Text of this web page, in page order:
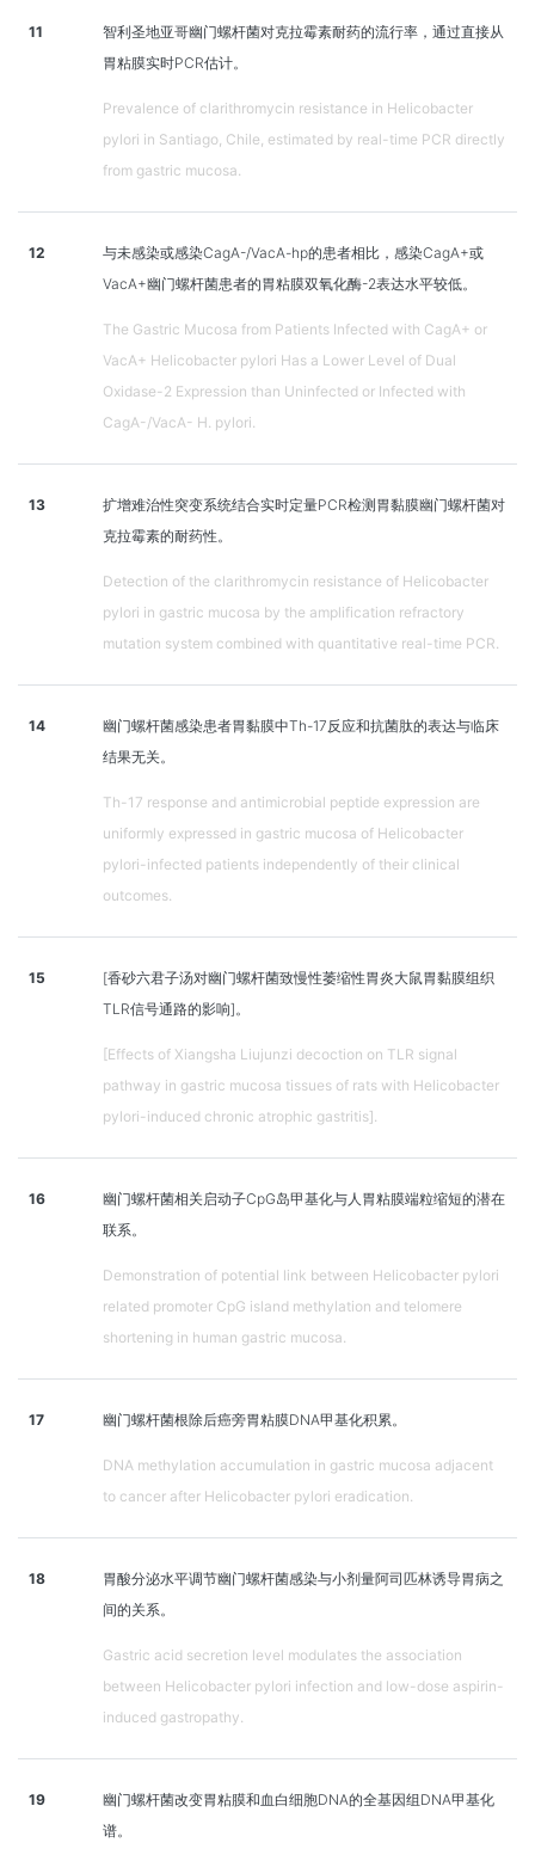
11
智利圣地亚哥幽门螺杆菌对克拉霉素耐药的流行率，通过直接从
胃粘膜实时PCR估计。
Prevalence of clarithromycin resistance in Helicobacter
pylori in Santiago, Chile, estimated by real-time PCR directly
from gastric mucosa.
12
与未感染或感染CagA-/VacA-hp的患者相比，感染CagA+或
VacA+幽门螺杆菌患者的胃粘膜双氧化酶-2表达水平较低。
The Gastric Mucosa from Patients Infected with CagA+ or
VacA+ Helicobacter pylori Has a Lower Level of Dual
Oxidase-2 Expression than Uninfected or Infected with
CagA-/VacA- H. pylori.
13
扩增难治性突变系统结合实时定量PCR检测胃黏膜幽门螺杆菌对
克拉霉素的耐药性。
Detection of the clarithromycin resistance of Helicobacter
pylori in gastric mucosa by the amplification refractory
mutation system combined with quantitative real-time PCR.
14
幽门螺杆菌感染患者胃黏膜中Th-17反应和抗菌肽的表达与临床
结果无关。
Th-17 response and antimicrobial peptide expression are
uniformly expressed in gastric mucosa of Helicobacter
pylori-infected patients independently of their clinical
outcomes.
15
[香砂六君子汤对幽门螺杆菌致慢性萎缩性胃炎大鼠胃黏膜组织
TLR信号通路的影响]。
[Effects of Xiangsha Liujunzi decoction on TLR signal
pathway in gastric mucosa tissues of rats with Helicobacter
pylori-induced chronic atrophic gastritis].
16
幽门螺杆菌相关启动子CpG岛甲基化与人胃粘膜端粒缩短的潜在
联系。
Demonstration of potential link between Helicobacter pylori
related promoter CpG island methylation and telomere
shortening in human gastric mucosa.
17 幽门螺杆菌根除后癌旁胃粘膜DNA甲基化积累。
DNA methylation accumulation in gastric mucosa adjacent
to cancer after Helicobacter pylori eradication.
18
胃酸分泌水平调节幽门螺杆菌感染与小剂量阿司匹林诱导胃病之
间的关系。
Gastric acid secretion level modulates the association
between Helicobacter pylori infection and low-dose aspirin-
induced gastropathy.
19
幽门螺杆菌改变胃粘膜和血白细胞DNA的全基因组DNA甲基化
谱。